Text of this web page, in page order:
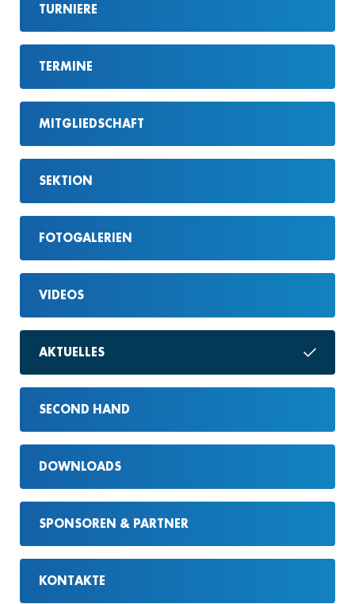
TURNIERE
TERMINE
MITGLIEDSCHAFT
SEKTION
FOTOGALERIEN
VIDEOS
AKTUELLES
SECOND HAND
DOWNLOADS
SPONSOREN & PARTNER
KONTAKTE